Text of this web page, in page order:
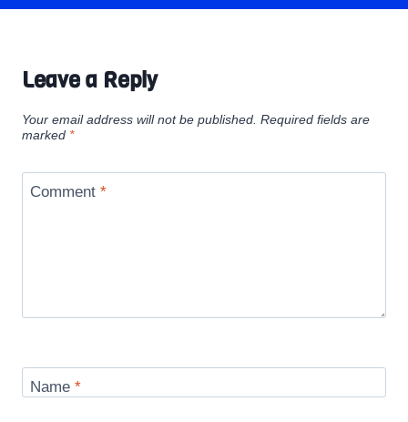
Leave a Reply
Your email address will not be published. Required fields are
marked *
Comment *
Name *